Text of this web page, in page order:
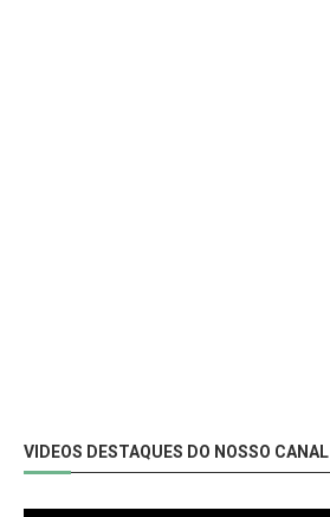
VIDEOS DESTAQUES DO NOSSO CANAL